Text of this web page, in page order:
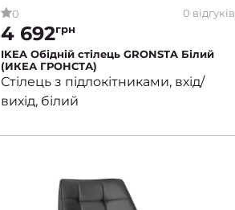
0 0 відгуків
4 692грн
IKEA Обідній стілець GRONSTA Білий
(ИКЕА ГРОНСТА)
Стілець з підлокітниками, вхід/
вихід, білий